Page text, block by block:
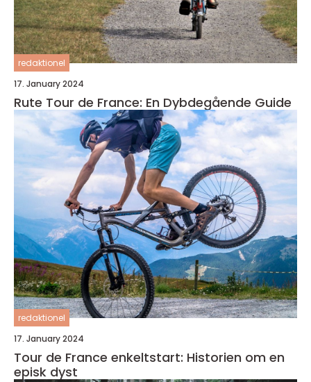
redaktionel
17. January 2024
Rute Tour de France: En Dybdegående Guide
redaktionel
17. January 2024
Tour de France enkeltstart: Historien om en
episk dyst